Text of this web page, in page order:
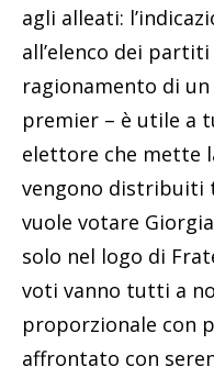
agli alleati:
all’elenco dei
ragionamento di
premier – è utile a
elettore che mette
vengono distribuiti
vuole votare
solo nel logo di
voti vanno tutti a
proporzionale con
affrontato con